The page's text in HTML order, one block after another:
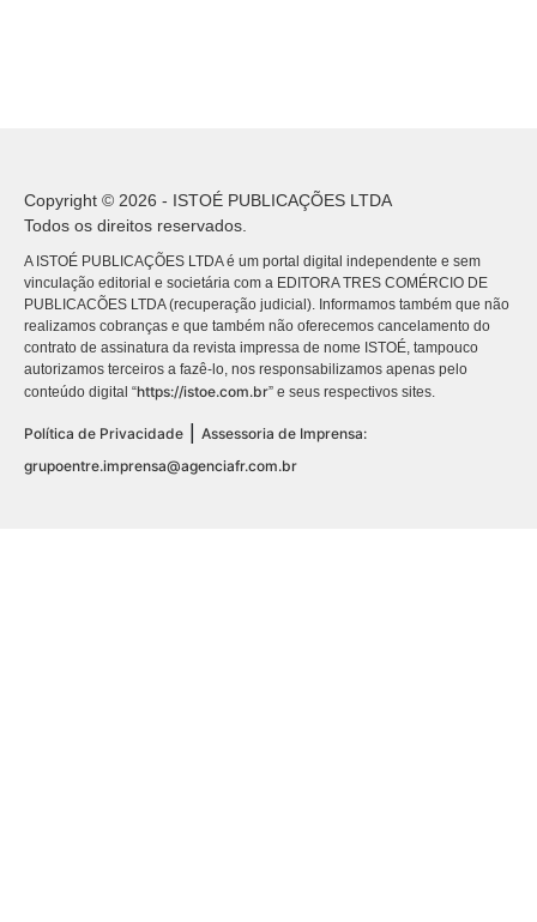
Copyright © 2026 - ISTOÉ PUBLICAÇÕES LTDA
Todos os direitos reservados.
A ISTOÉ PUBLICAÇÕES LTDA é um portal digital independente e sem
vinculação editorial e societária com a EDITORA TRES COMÉRCIO DE
PUBLICACÕES LTDA (recuperação judicial). Informamos também que não
realizamos cobranças e que também não oferecemos cancelamento do
contrato de assinatura da revista impressa de nome ISTOÉ, tampouco
autorizamos terceiros a fazê-lo, nos responsabilizamos apenas pelo
conteúdo digital “https://istoe.com.br” e seus respectivos sites.
Política de Privacidade
Assessoria de Imprensa:
grupoentre.imprensa@agenciafr.com.br